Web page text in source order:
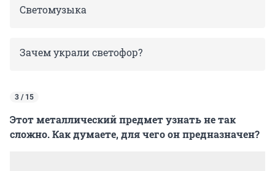
Светомузыка
Зачем украли светофор?
3 / 15
Этот металлический предмет узнать не так
сложно. Как думаете, для чего он предназначен?